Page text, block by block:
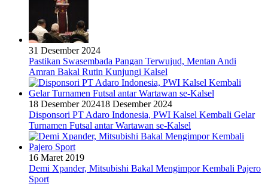
31 Desember 2024
Pastikan Swasembada Pangan Terwujud, Mentan Andi
Amran Bakal Rutin Kunjungi Kalsel
18 Desember 202418 Desember 2024
Disponsori PT Adaro Indonesia, PWI Kalsel Kembali Gelar
Turnamen Futsal antar Wartawan se-Kalsel
16 Maret 2019
Demi Xpander, Mitsubishi Bakal Mengimpor Kembali Pajero
Sport